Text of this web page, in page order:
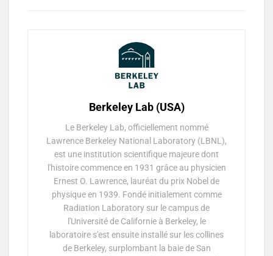
Berkeley Lab (USA)
Le Berkeley Lab, officiellement nommé
Lawrence Berkeley National Laboratory (LBNL),
est une institution scientifique majeure dont
l'histoire commence en 1931 grâce au physicien
Ernest O. Lawrence, lauréat du prix Nobel de
physique en 1939. Fondé initialement comme
Radiation Laboratory sur le campus de
l'Université de Californie à Berkeley, le
laboratoire s'est ensuite installé sur les collines
de Berkeley, surplombant la baie de San